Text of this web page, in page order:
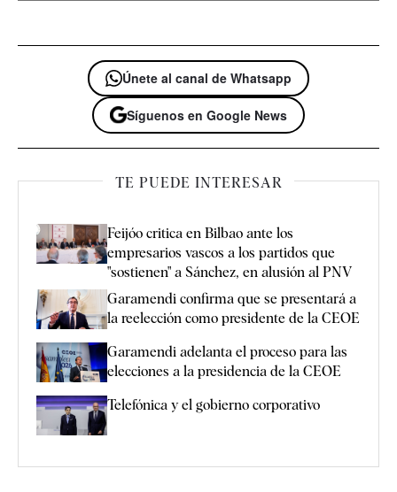
Únete al canal de Whatsapp
Síguenos en Google News
TE PUEDE INTERESAR
Feijóo critica en Bilbao ante los
empresarios vascos a los partidos que
"sostienen" a Sánchez, en alusión al PNV
Garamendi confirma que se presentará a
la reelección como presidente de la CEOE
Garamendi adelanta el proceso para las
elecciones a la presidencia de la CEOE
Telefónica y el gobierno corporativo